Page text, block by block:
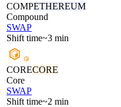
COMPETHEREUM
Compound
SWAP
Shift time~3 min
CORECORE
Core
SWAP
Shift time~2 min